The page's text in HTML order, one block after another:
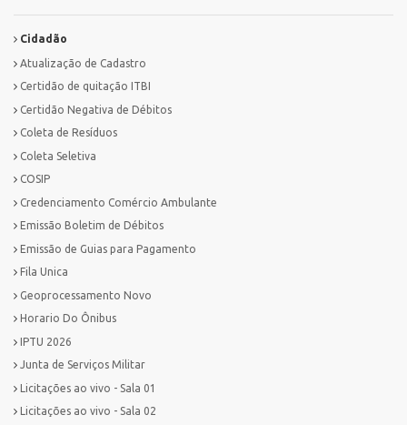
Cidadão
Atualização de Cadastro
Certidão de quitação ITBI
Certidão Negativa de Débitos
Coleta de Resíduos
Coleta Seletiva
COSIP
Credenciamento Comércio Ambulante
Emissão Boletim de Débitos
Emissão de Guias para Pagamento
Fila Unica
Geoprocessamento Novo
Horario Do Ônibus
IPTU 2026
Junta de Serviços Militar
Licitações ao vivo - Sala 01
Licitações ao vivo - Sala 02